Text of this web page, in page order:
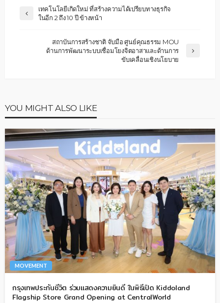
เทคโนโลยีเกิดใหม่ ที่สร้างความได้เปรียบทางธุรกิจ
ในอีก 2 ถึง 10 ปี ข้างหน้า
สถาบันการสร้างชาติ จับมือ ศูนย์คุณธรรม MOU
ด้านการพัฒนาระบบเชื่อมโยงจิตอาสาและด้านการ
ขับเคลื่อนเชิงนโยบาย
YOU MIGHT ALSO LIKE
MOVEMENT
กรุงเทพประกันชีวิต ร่วมแสดงความยินดี ในพิธีเปิด Kiddoland
Flagship Store Grand Opening at CentralWorld